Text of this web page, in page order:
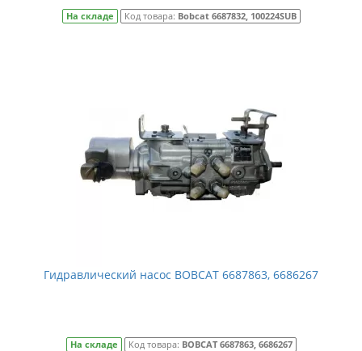
На складе Код товара: Bobcat 6687832, 100224SUB
Гидравлический насос BOBCAT 6687863, 6686267
На складе Код товара: BOBCAT 6687863, 6686267